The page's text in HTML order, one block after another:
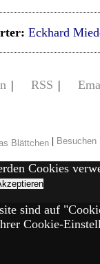
Eckhard
| RSS |
|
Cookies
sind auf
Cookie-